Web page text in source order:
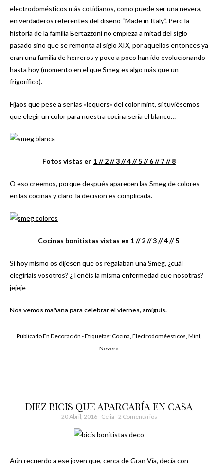
electrodomésticos más cotidianos, como puede ser una nevera,
en verdaderos referentes del diseño “Made in Italy”. Pero la
historia de la familia Bertazzoni no empieza a mitad del siglo
pasado sino que se remonta al siglo XIX, por aquellos entonces ya
eran una familia de herreros y poco a poco han ido evolucionando
hasta hoy (momento en el que Smeg es algo más que un
frigorífico).
Fijaos que pese a ser las «loquers» del color mint, si tuviésemos
que elegir un color para nuestra cocina sería el blanco…
Fotos vistas en 1 // 2 // 3 // 4 // 5 // 6 // 7 // 8
O eso creemos, porque después aparecen las Smeg de colores
en las cocinas y claro, la decisión es complicada.
Cocinas bonitistas vistas en 1 // 2 // 3 // 4 // 5
Si hoy mismo os dijesen que os regalaban una Smeg, ¿cuál
elegiríais vosotros? ¿Tenéis la misma enfermedad que nosotras?
jejeje
Nos vemos mañana para celebrar el viernes, amiguis.
Publicado En Decoración - Etiquetas:Cocina Electrodoméesticos Mint,
Nevera
DIEZ BICIS QUE APARCARÍA EN CASA
20 Abril, 2016- Celia 2 Comentarios
Aún recuerdo a ese joven que, cerca de Gran Vía, decía con